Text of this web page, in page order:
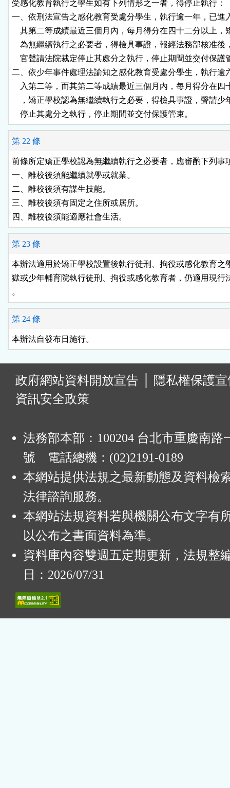
受感化教育執行之學生如有下列情形之一者，得停止執行：
一、依刑法宣告之感化教育受處分學生，執行逾一年，已進
其第二等成績最近三個月內，每月得分在四十二分以上，
為無繼續執行之必要者，得檢具事證，報經法務部核准後
官聲請法院裁定停止其處分之執行，停止期間並交付保護
二、依少年事件處理法諭知之感化教育受處分學生，執行逾
入第二等，而其第二等成績最近三個月內，每月得分在四
，矯正學校認為無繼續執行之必要，得檢具事證，聲請少
第 22 條
前條所定矯正學校認為無繼續執行之必要者，應審酌下列事
一、離校後須能繼續就學或就業。
二、離校後須有謀生技能。
三、離校後須有固定之住所或居所。
第 23 條
本辦法適用於矯正學校設置後執行徒刑、拘役或感化教育之
獄或少年輔育院執行徒刑、拘役或感化教育者，仍適用現行
。
第 24 條
本辦法自發布日施行。
政府網站資料開放宣告
隱私權保護
資訊安全政策
法務部本部：100204 台北市重慶南路
號 電話總機：(02)2191-0189
本網站提供法規之最新動態及資料檢
法律諮詢服務。
本網站法規資料若與機關公布文字有
以公布之書面資料為準。
資料庫內容雙週五定期更新，法規整
日：2026/07/31